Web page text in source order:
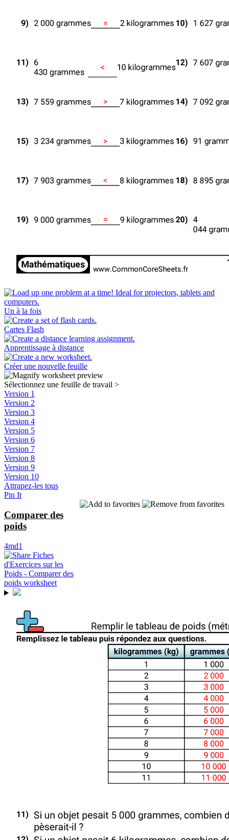
Un à la fois
Cartes Flash
Apprentissage à distance
Créer une nouvelle feuille
Sélectionnez une feuille de travail >
Version 1
Version 2
Version 3
Version 4
Version 5
Version 6
Version 7
Version 8
Version 9
Version 10
Attrapez-les tous
Pin It
Comparer des
poids
4md1